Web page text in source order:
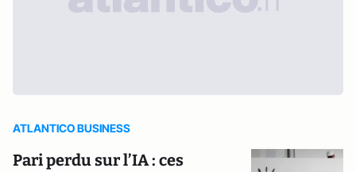
ATLANTICO BUSINESS
Pari perdu sur l’IA : ces